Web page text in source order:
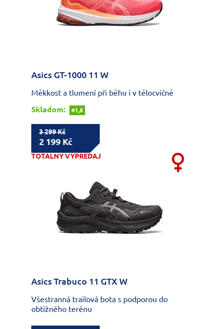
Asics GT-1000 11 W
Měkkost a tlumení při běhu i v tělocvičně
Skladom:
41,5
3 299 Kč
2 199 Kč
TOTÁLNY VÝPREDAJ
Asics Trabuco 11 GTX W
Všestranná trailová bota s podporou do
obtížného terénu